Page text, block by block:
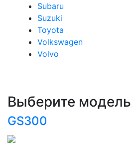
Subaru
Suzuki
Toyota
Volkswagen
Volvo
Выберите модель
GS300